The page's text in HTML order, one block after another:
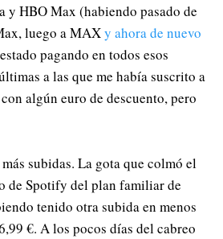
y HBO Max (habiendo pasado de
luego a MAXy ahora de nuevo
pagando en todos esos
a las que me había suscrito a
algún euro de descuento, pero
subidas. La gota que colmó el
de Spotify del plan familiar de
tenido otra subida en menos
€. A los pocos días del cabreo